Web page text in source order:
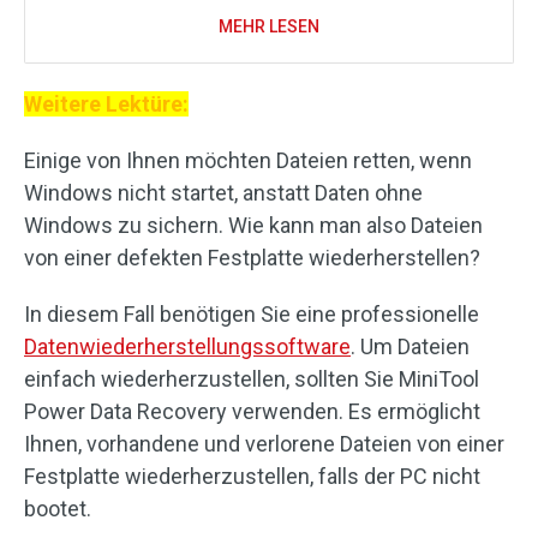
MEHR LESEN
Weitere Lektüre:
Einige von Ihnen möchten Dateien retten, wenn
Windows nicht startet, anstatt Daten ohne
Windows zu sichern. Wie kann man also Dateien
von einer defekten Festplatte wiederherstellen?
In diesem Fall benötigen Sie eine professionelle
Datenwiederherstellungssoftware. Um Dateien
einfach wiederherzustellen, sollten Sie MiniTool
Power Data Recovery verwenden. Es ermöglicht
Ihnen, vorhandene und verlorene Dateien von einer
Festplatte wiederherzustellen, falls der PC nicht
bootet.